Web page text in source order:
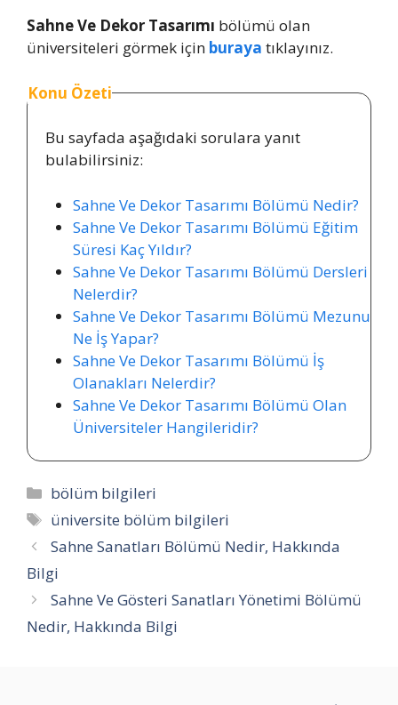
Sahne Ve Dekor Tasarımı bölümü olan
üniversiteleri görmek için buraya tıklayınız.
Konu Özeti
Bu sayfada aşağıdaki sorulara yanıt
bulabilirsiniz:
Sahne Ve Dekor Tasarımı Bölümü Nedir?
Sahne Ve Dekor Tasarımı Bölümü Eğitim
Süresi Kaç Yıldır?
Sahne Ve Dekor Tasarımı Bölümü Dersleri
Nelerdir?
Sahne Ve Dekor Tasarımı Bölümü Mezunu
Ne İş Yapar?
Sahne Ve Dekor Tasarımı Bölümü İş
Olanakları Nelerdir?
Sahne Ve Dekor Tasarımı Bölümü Olan
Üniversiteler Hangileridir?
Kategoriler
bölüm bilgileri
Etiketler
üniversite bölüm bilgileri
Sahne Sanatları Bölümü Nedir, Hakkında
Bilgi
Sahne Ve Gösteri Sanatları Yönetimi Bölümü
Nedir, Hakkında Bilgi